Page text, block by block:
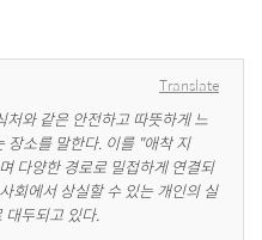
Translate
와 같은 안전하고 따뜻하게 느
장소를 말한다. 이를 "애착 지
다양한 경로로 밀접하게 연결되
회에서 상실할 수 있는 개인의 실
대두되고 있다.